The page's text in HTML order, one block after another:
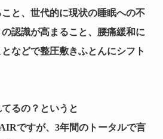
と、世代的に現状の睡眠への不
認識が高まること、腰痛緩和に
などで整圧敷きふとんにシフト
るの？というと
ですが、3年間のトータルで言